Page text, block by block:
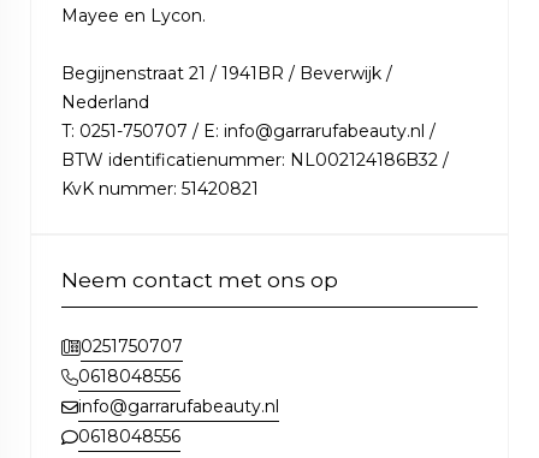
Mayee en Lycon.
Begijnenstraat 21 / 1941BR / Beverwijk /
Nederland
T: 0251-750707 / E: info@garrarufabeauty.nl /
BTW identificatienummer: NL002124186B32 /
KvK nummer: 51420821
Neem contact met ons op
0251750707
0618048556
info@garrarufabeauty.nl
0618048556